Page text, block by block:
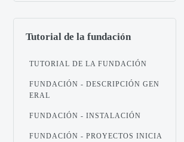
Tutorial de la fundación
TUTORIAL DE LA FUNDACIÓN
FUNDACIÓN - DESCRIPCIÓN GEN
ERAL
FUNDACIÓN - INSTALACIÓN
FUNDACIÓN - PROYECTOS INICIA